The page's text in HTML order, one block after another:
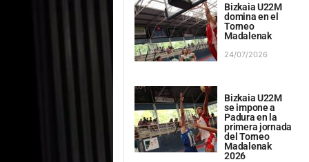
Bizkaia U22M
domina en el
Torneo
Madalenak
24/07/2026
Bizkaia U22M
se impone a
Padura en la
primera jornada
del Torneo
Madalenak
2026